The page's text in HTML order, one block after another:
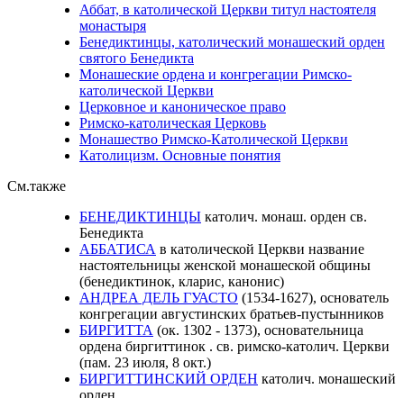
Аббат, в католической Церкви титул настоятеля
монастыря
Бенедиктинцы, католический монашеский орден
святого Бенедикта
Монашеские ордена и конгрегации Римско-
католической Церкви
Церковное и каноническое право
Римско-католическая Церковь
Монашество Римско-Католической Церкви
Католицизм. Основные понятия
См.также
БЕНЕДИКТИНЦЫ католич. монаш. орден св.
Бенедикта
АББАТИСА в католической Церкви название
настоятельницы женской монашеской общины
(бенедиктинок, кларис, канонис)
АНДРЕА ДЕЛЬ ГУАСТО (1534-1627), основатель
конгрегации августинских братьев-пустынников
БИРГИТТА (ок. 1302 - 1373), основательница
ордена биргиттинок . св. римско-католич. Церкви
(пам. 23 июля, 8 окт.)
БИРГИТТИНСКИЙ ОРДЕН католич. монашеский
орден